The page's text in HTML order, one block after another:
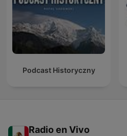
Podcast Historyczny
Radio en Vivo